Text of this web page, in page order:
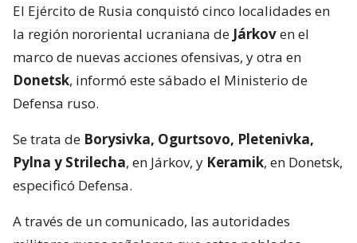
El Ejército de Rusia conquistó cinco localidades en
la región nororiental ucraniana de Járkoven el
marco de nuevas acciones ofensivas, y otra en
Donetsk, informó este sábado el Ministerio de
Defensa ruso.
Se trata de Borysivka, Ogurtsovo, Pletenivka,
Pylna y Strilecha, en Járkov, y Keramik, en Donetsk,
especificó Defensa.
A través de un comunicado, las autoridades